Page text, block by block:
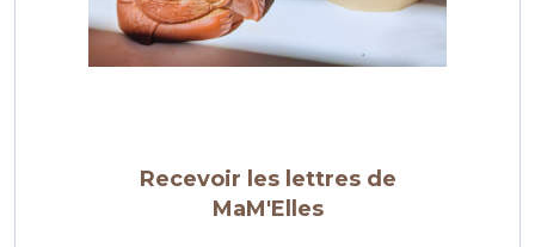
Recevoir les lettres de
MaM'Elles